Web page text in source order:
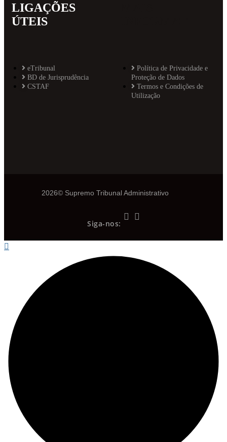
LIGAÇÕES
ÚTEIS
eTribunal
BD de Jurisprudência
CSTAF
Política de Privacidade e
Proteção de Dados
Termos e Condições de
Utilização
2026© Supremo Tribunal Administrativo
Siga-nos: